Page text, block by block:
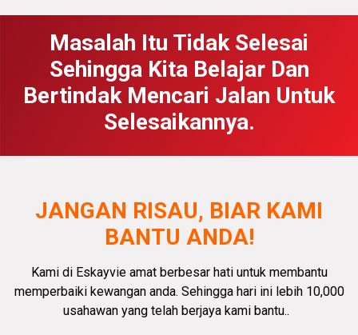
Masalah Itu Tidak Selesai
Sehingga Kita Belajar Dan
Bertindak Mencari Jalan Untuk
Selesaikannya.
JANGAN RISAU, BIAR KAMI
BANTU ANDA!
Kami di Eskayvie amat berbesar hati untuk membantu
memperbaiki kewangan anda. Sehingga hari ini lebih 10,000
usahawan yang telah berjaya kami bantu..